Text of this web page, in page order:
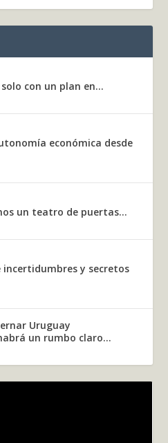
con un plan en...
económica desde
un teatro de puertas...
y secretos
un rumbo claro...